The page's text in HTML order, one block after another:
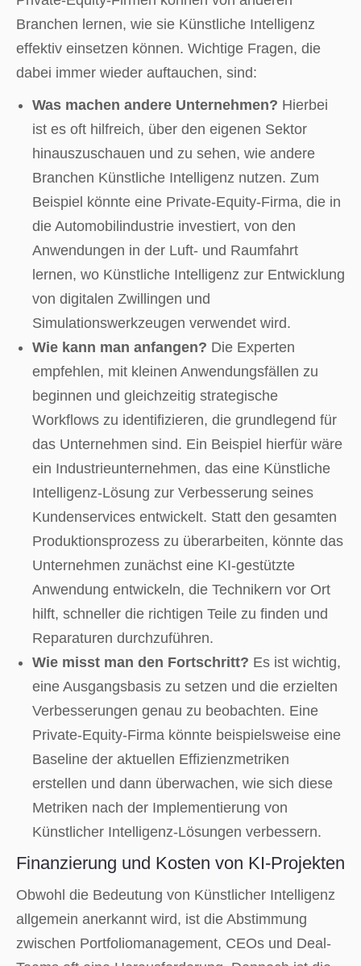
Branchen lernen, wie sie Künstliche Intelligenz
effektiv einsetzen können. Wichtige Fragen, die
dabei immer wieder auftauchen, sind:
Was machen andere Unternehmen? Hierbei
ist es oft hilfreich, über den eigenen Sektor
hinauszuschauen und zu sehen, wie andere
Branchen Künstliche Intelligenz nutzen. Zum
Beispiel könnte eine Private-Equity-Firma, die in
die Automobilindustrie investiert, von den
Anwendungen in der Luft- und Raumfahrt
lernen, wo Künstliche Intelligenz zur Entwicklung
von digitalen Zwillingen und
Simulationswerkzeugen verwendet wird.
Wie kann man anfangen? Die Experten
empfehlen, mit kleinen Anwendungsfällen zu
beginnen und gleichzeitig strategische
Workflows zu identifizieren, die grundlegend für
das Unternehmen sind. Ein Beispiel hierfür wäre
ein Industrieunternehmen, das eine Künstliche
Intelligenz-Lösung zur Verbesserung seines
Kundenservices entwickelt. Statt den gesamten
Produktionsprozess zu überarbeiten, könnte das
Unternehmen zunächst eine KI-gestützte
Anwendung entwickeln, die Technikern vor Ort
hilft, schneller die richtigen Teile zu finden und
Reparaturen durchzuführen.
Wie misst man den Fortschritt? Es ist wichtig,
eine Ausgangsbasis zu setzen und die erzielten
Verbesserungen genau zu beobachten. Eine
Private-Equity-Firma könnte beispielsweise eine
Baseline der aktuellen Effizienzmetriken
erstellen und dann überwachen, wie sich diese
Metriken nach der Implementierung von
Künstlicher Intelligenz-Lösungen verbessern.
Finanzierung und Kosten von KI-Projekten
Obwohl die Bedeutung von Künstlicher Intelligenz
allgemein anerkannt wird, ist die Abstimmung
zwischen Portfoliomanagement, CEOs und Deal-